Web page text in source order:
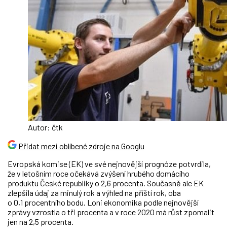
Autor: čtk
Přidat mezi oblíbené zdroje na Googlu
Evropská komise (EK) ve své nejnovější prognóze potvrdila,
že v letošním roce očekává zvýšení hrubého domácího
produktu České republiky o 2,6 procenta. Současně ale EK
zlepšila údaj za minulý rok a výhled na příští rok, oba
o 0,1 procentního bodu. Loni ekonomika podle nejnovější
zprávy vzrostla o tři procenta a v roce 2020 má růst zpomalit
jen na 2,5 procenta.